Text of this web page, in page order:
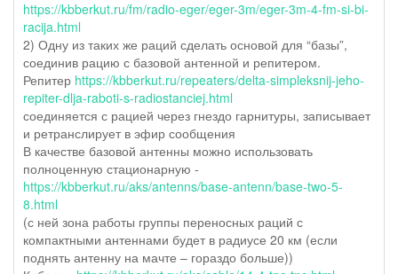
https://kbberkut.ru/fm/radio-eger/eger-3m/eger-3m-4-fm-si-bi-
racija.html
2) Одну из таких же раций сделать основой для “базы”,
соединив рацию с базовой антенной и репитером.
Репитер https://kbberkut.ru/repeaters/delta-simpleksnij-jeho-
repiter-dlja-raboti-s-radiostanciej.html
соединяется с рацией через гнездо гарнитуры, записывает
и ретранслирует в эфир сообщения
В качестве базовой антенны можно использовать
полноценную стационарную -
https://kbberkut.ru/aks/antenns/base-antenn/base-two-5-
8.html
(с ней зона работы группы переносных раций с
компактными антеннами будет в радиусе 20 км (если
поднять антенну на мачте – гораздо больше))